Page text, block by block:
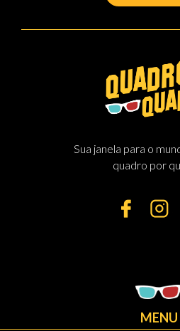
Sua janela para o
quadro por
MENU